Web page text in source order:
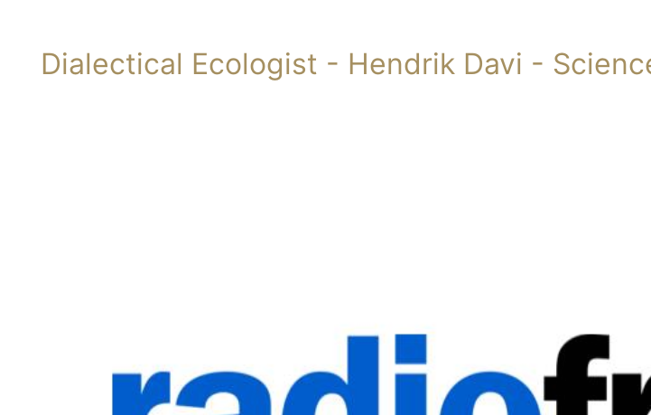
Dialectical Ecologist - Hendrik Davi -